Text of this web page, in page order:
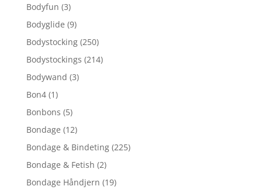
Bodyfun (3)
Bodyglide (9)
Bodystocking (250)
Bodystockings (214)
Bodywand (3)
Bon4 (1)
Bonbons (5)
Bondage (12)
Bondage & Bindeting (225)
Bondage & Fetish (2)
Bondage Håndjern (19)